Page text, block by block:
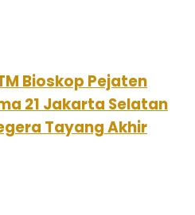
Bioskop Pejaten
21 Jakarta Selatan
Tayang Akhir